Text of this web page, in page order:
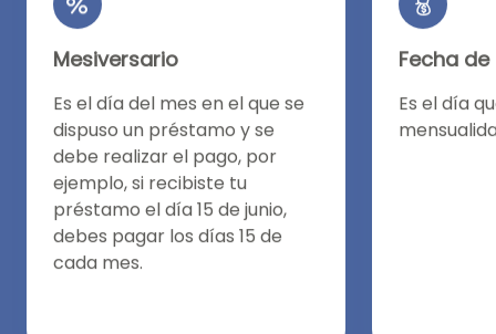
Mesiversario
Es el día del mes en el que se
dispuso un préstamo y se
debe realizar el pago, por
ejemplo, si recibiste tu
préstamo el día 15 de junio,
debes pagar los días 15 de
cada mes.
Fecha
Es el día